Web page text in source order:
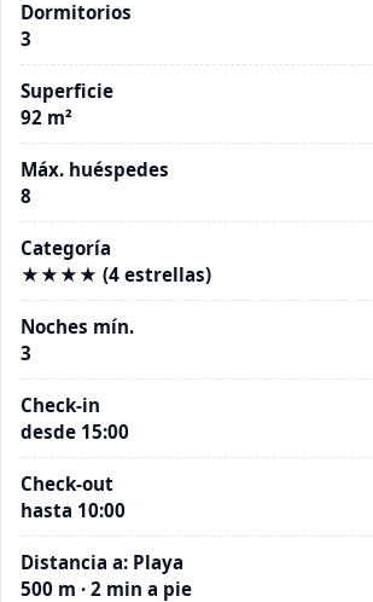
Dormitorios
3
Superficie
92 m²
Máx. huéspedes
8
Categoría
★★★★ (4 estrellas)
Noches mín.
3
Check-in
desde 15:00
Check-out
hasta 10:00
Distancia a: Playa
500 m · 2 min a pie